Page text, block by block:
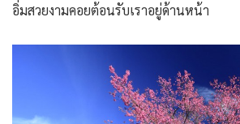
อิ่มสวยงามคอยต้อนรับเราอยู่ด้านหน้า